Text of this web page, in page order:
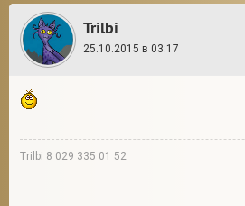
Trilbi
25.10.2015 в 03:17
Trilbi 8 029 335 01 52